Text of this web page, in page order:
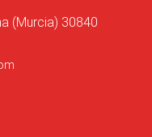
(Murcia) 30840